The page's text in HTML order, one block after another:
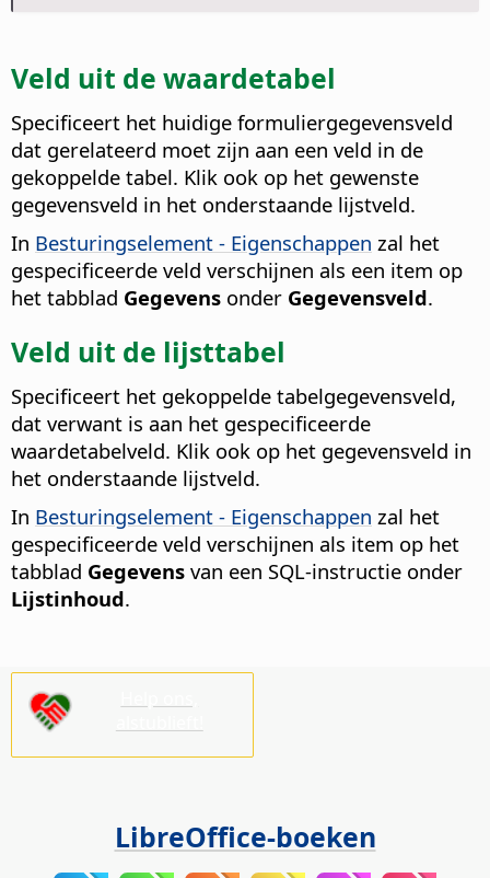
Veld uit de waardetabel
Specificeert het huidige formuliergegevensveld
dat gerelateerd moet zijn aan een veld in de
gekoppelde tabel. Klik ook op het gewenste
gegevensveld in het onderstaande lijstveld.
In Besturingselement - Eigenschappen zal het
gespecificeerde veld verschijnen als een item op
het tabblad Gegevens onder Gegevensveld.
Veld uit de lijsttabel
Specificeert het gekoppelde tabelgegevensveld,
dat verwant is aan het gespecificeerde
waardetabelveld. Klik ook op het gegevensveld in
het onderstaande lijstveld.
In Besturingselement - Eigenschappen zal het
gespecificeerde veld verschijnen als item op het
tabblad Gegevens van een SQL-instructie onder
Lijstinhoud.
LibreOffice-boeken